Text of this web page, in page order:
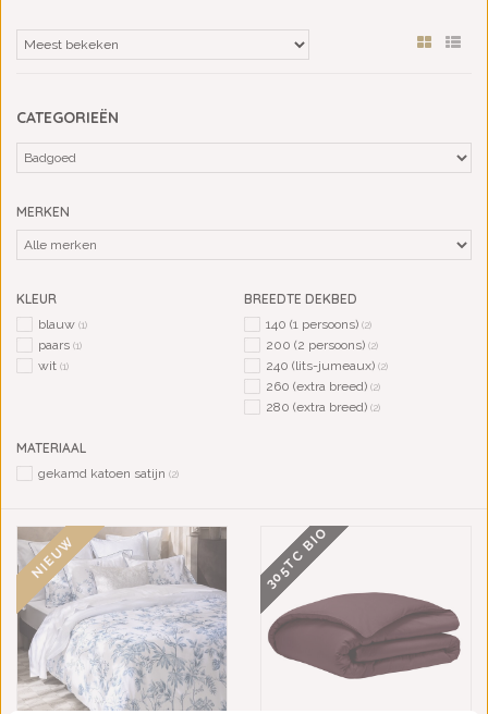
CATEGORIEËN
MERKEN
KLEUR
blauw (1)
paars (1)
wit (1)
BREEDTE DEKBED
140 (1 persoons) (2)
200 (2 persoons) (2)
240 (lits-jumeaux) (2)
260 (extra breed) (2)
280 (extra breed) (2)
MATERIAAL
gekamd katoen satijn (2)
NIEUW 305TC BIO